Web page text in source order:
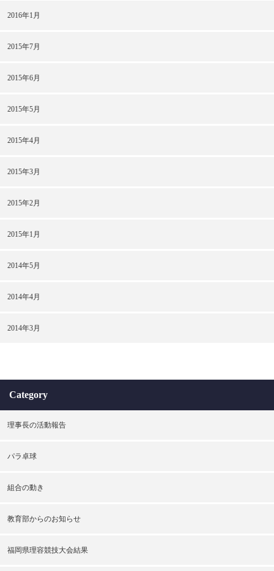
2016年1月
2015年7月
2015年6月
2015年5月
2015年4月
2015年3月
2015年2月
2015年1月
2014年5月
2014年4月
2014年3月
Category
理事長の活動報告
パラ卓球
組合の動き
教育部からのお知らせ
福岡県理容競技大会結果